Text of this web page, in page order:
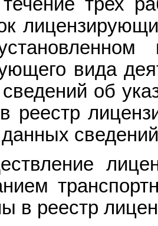
вида
об
реестр
в реестр